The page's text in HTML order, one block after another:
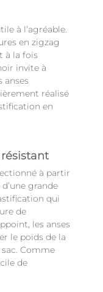
à l’agréable.
en zigzag
à la fois
invite à
anses
réalisé
en
à partir
grande
qui
de
les anses
le poids de la
Comme
de